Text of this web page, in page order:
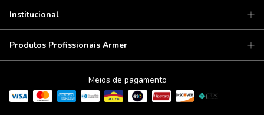
Institucional
Produtos Profissionais Armer
Meios de pagamento